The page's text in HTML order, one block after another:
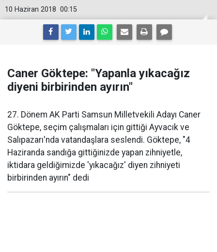
00:15
10 Haziran 2018
Caner Göktepe: "Yapanla yıkacağız
diyeni birbirinden ayırın"
27. Dönem AK Parti Samsun Milletvekili Adayı Caner
Göktepe, seçim çalışmaları için gittiği Ayvacık ve
Salıpazarı'nda vatandaşlara seslendi. Göktepe, "4
Haziranda sandığa gittiğinizde yapan zihniyetle,
iktidara geldiğimizde 'yıkacağız' diyen zihniyeti
birbirinden ayırın" dedi